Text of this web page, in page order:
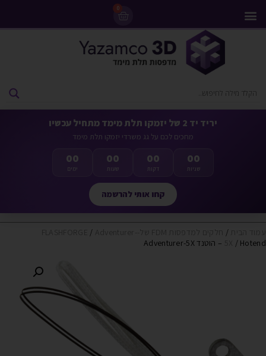
0
יריד יד 2 של יזמקו תלת מימד מתחיל עכשיו
מחכים לכם על גג משרדי יזמקו תלת מימד
00
ימים
00
שעות
00
דקות
00
שניות
קחו אותי להרשמה
/
/
/ Hotend – הוטנד Adventurer-5X